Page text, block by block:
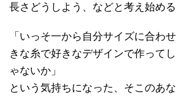
長さどうしよう、などと考え始める
「いっそ一から自分サイズに合わ
きな糸で好きなデザインで作って
ゃないか」
という気持ちになった、そこのあな